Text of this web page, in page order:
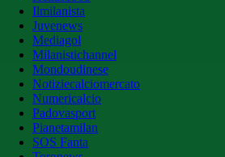
Ilmilanista
Juvenews
Mediagol
Milanistichannel
Mondoudinese
Notiziecalciomercato
Numericalcio
Padovasport
Pianetamilan
SOS Fanta